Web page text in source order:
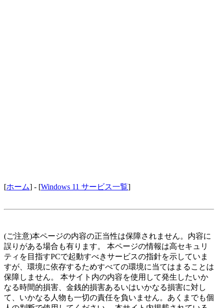
[ホーム] - [Windows 11 サービス一覧]
(ご注意)本ページの内容の正当性は保障されません。内容に
誤りがある場合も有ります。 本ページの情報は高セキュリ
ティを目指すPCで起動すべきサービスの指針を示していま
すが、環境に依存するためすべての環境に当てはまることは
保障しません。 本サイト内の内容を使用して発生したいか
なる時間的損害、金銭的損害あるいはいかなる損害に対し
て、いかなる人物も一切の責任を負いません。あくまでも個